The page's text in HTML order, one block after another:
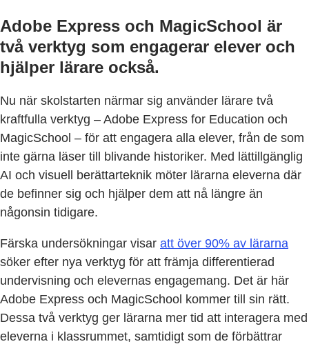
Adobe Express och MagicSchool är
två verktyg som engagerar elever och
hjälper lärare också.
Nu när skolstarten närmar sig använder lärare två
kraftfulla verktyg – Adobe Express for Education och
MagicSchool – för att engagera alla elever, från de som
inte gärna läser till blivande historiker. Med lättillgänglig
AI och visuell berättarteknik möter lärarna eleverna där
de befinner sig och hjälper dem att nå längre än
någonsin tidigare.
Färska undersökningar visar att över 90% av lärarna
söker efter nya verktyg för att främja differentierad
undervisning och elevernas engagemang. Det är här
Adobe Express och MagicSchool kommer till sin rätt.
Dessa två verktyg ger lärarna mer tid att interagera med
eleverna i klassrummet, samtidigt som de förbättrar